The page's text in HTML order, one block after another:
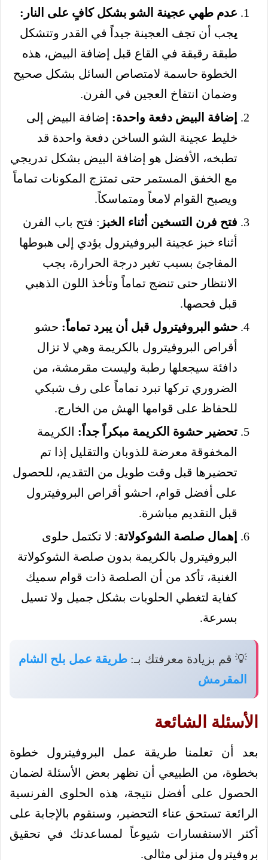
عدم طهي عجينة الشو بشكل كافٍ على النار:
يجب أن تجف العجينة جيداً في القدر وتتشكل
طبقة رقيقة في القاع قبل إضافة البيض، هذه
الخطوة حاسمة لامتصاص السائل بشكل صحيح
وضمان انتفاخ العجين في الفرن.
إضافة البيض دفعة واحدة: إضافة البيض إلى
خليط عجينة الشو الساخن دفعة واحدة قد
تطبخه، الأفضل هو إضافة البيض بشكل تدريجي
مع الخفق المستمر حتى تمتزج المكونات تماماً
ويصبح القوام لامعاً ومتماسكاً.
فتح فرن التسخين أثناء الخبز : فتح باب الفرن
أثناء خبز عجينة البروفيترول يؤدي إلى هبوطها
المفاجئ بسبب تغير درجة الحرارة، يجب
الانتظار حتى تنضج تماماً وتأخذ اللون الذهبي
قبل فحصها.
حشو البروفيترول قبل أن يبرد تماماً: حشو
أقراص البروفيترول بالكريمة وهي لا تزال
دافئة سيجعلها رطبة وليست مقرمشة، من
الضروري تركها تبرد تماماً على رف شبكي
للحفاظ على قوامها الهش من الخارج.
تحضير حشوة الكريمة مبكراً جداً: الكريمة
المخفوقة معرضة للذوبان والتقليل إذا تم
تحضيرها قبل وقت طويل من التقديم، للحصول
على أفضل قوام، احشو أقراص البروفيترول
قبل التقديم مباشرة.
إهمال صلصة الشوكولاتة: لا تكتمل حلوى
البروفيترول بالكريمة بدون صلصة الشوكولاتة
الغنية، تأكد من أن الصلصة ذات قوام سميك
كفاية لتغطي الحلويات بشكل جميل ولا تسيل
بسرعة.
💡 قم بزيادة معرفتك بـ: طريقة عمل بلح الشام
المقرمش
الأسئلة الشائعة
بعد أن تعلمنا طريقة عمل البروفيترول خطوة
بخطوة، من الطبيعي أن تظهر بعض الأسئلة لضمان
الحصول على أفضل نتيجة، هذه الحلوى الفرنسية
الرائعة تستحق عناء التحضير، وسنقوم بالإجابة على
أكثر الاستفسارات شيوعاً لمساعدتك في تحقيق
بروفيترول منزلي مثالي.